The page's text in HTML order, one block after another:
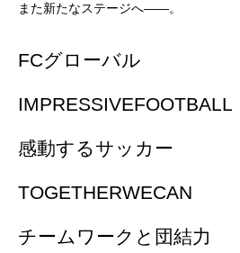
また新たなステージへ――。
FCグローバル
IMPRESSIVEFOOTBALL
感動するサッカー
TOGETHERWECAN
チームワークと団結力